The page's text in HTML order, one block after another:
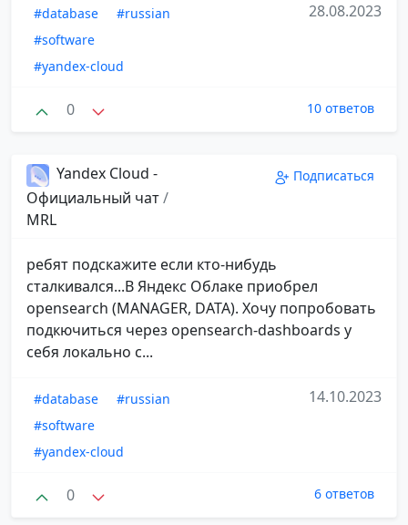
#database
#russian
#software
#yandex-cloud
28.08.2023
0 10 ответов
Yandex Cloud -
Официальный чат/
MRL
Подписаться
ребят подскажите если кто-нибудь
сталкивался...В Яндекс Облаке приобрел
opensearch (MANAGER, DATA). Хочу попробовать
подкючиться через opensearch-dashboards у
себя локально с...
#database
#russian
#software
#yandex-cloud
14.10.2023
0 6 ответов